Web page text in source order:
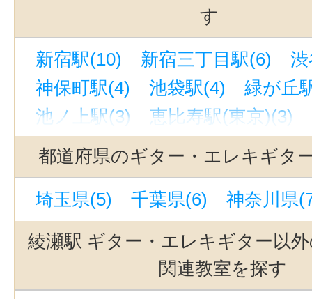
す
新宿駅(10) 新宿三丁目駅(6)
神保町駅(4)
池袋駅(4)
緑が丘
池ノ上駅(3)
恵比寿駅(東京)(3)
新御茶ノ水駅(3)
九品仏駅(3)
町田駅(3)
中目黒駅(3)
三軒茶
有楽町駅(3)
世田谷代田駅(3)
代官山駅(3)
吉祥寺駅(3)
駒沢
自由が丘駅(東京)(3)
西太子堂駅(3)
銀座一丁目駅(3)
都道府県のギター・エレキギタ
埼玉県(5) 千葉県(6)
神奈川県
綾瀬駅 ギター・エレキギター以
関連教室を探す